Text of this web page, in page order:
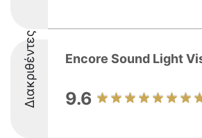
Διακριθέντες Encore Sound Light
9.6